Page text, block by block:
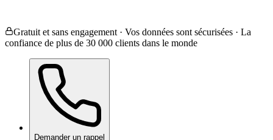
Gratuit et sans engagement · Vos données sont sécurisées · La
confiance de plus de 30 000 clients dans le monde
Demander un rappel